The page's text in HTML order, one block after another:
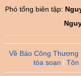
Phó tổng biên tập:
Về Báo Công Thương
tòa soạn
Tôn